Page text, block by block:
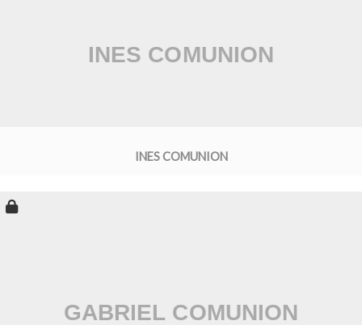
INES COMUNION